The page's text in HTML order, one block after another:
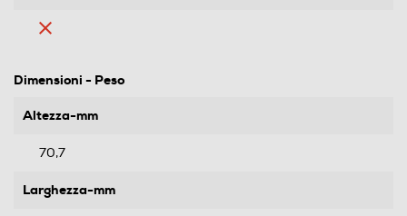
Dimensioni - Peso
Altezza-mm
70,7
Larghezza-mm